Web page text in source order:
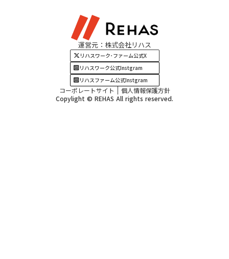
四国・九州エリア運営元：株式会社リハス
リハスワーク･ファーム公式X
リハスワーク公式Instgram
リハスファーム公式Instgram
コーポレートサイト
個人情報保護方針
Copylight © REHAS All rights reserved.